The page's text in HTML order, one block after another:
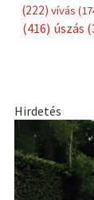
(222) vívás
(416) úszás
Hirdetés